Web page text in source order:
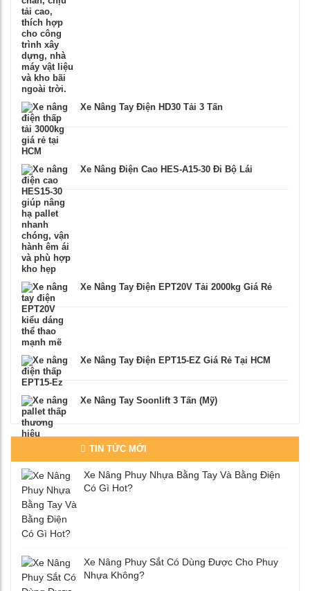
Xe Nâng Tay Điện HD30 Tải 3 Tấn
Xe Nâng Điện Cao HES-A15-30 Đi Bộ Lái
Xe Nâng Tay Điện EPT20V Tải 2000kg Giá Rẻ
Xe Nâng Tay Điện EPT15-EZ Giá Rẻ Tại HCM
Xe Nâng Tay Soonlift 3 Tấn (Mỹ)
TIN TỨC MỚI
Xe Nâng Phuy Nhựa Bằng Tay Và Bằng Điện
Có Gì Hot?
Xe Nâng Phuy Sắt Có Dùng Được Cho Phuy
Nhựa Không?